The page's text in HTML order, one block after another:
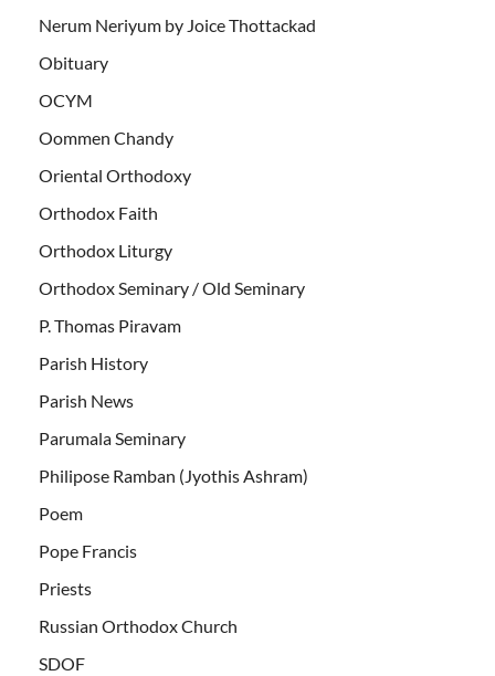
Nerum Neriyum by Joice Thottackad
Obituary
OCYM
Oommen Chandy
Oriental Orthodoxy
Orthodox Faith
Orthodox Liturgy
Orthodox Seminary / Old Seminary
P. Thomas Piravam
Parish History
Parish News
Parumala Seminary
Philipose Ramban (Jyothis Ashram)
Poem
Pope Francis
Priests
Russian Orthodox Church
SDOF